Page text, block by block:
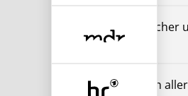
Tiefwassertaucher
10:30